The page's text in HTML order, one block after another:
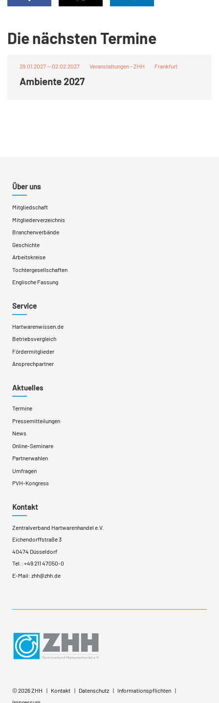
Die nächsten Termine
29.01.2027 — 02.02.2027 Veranstaltungen - ZHH Frankfurt
Ambiente 2027
Über uns
Mitgliedschaft
Mitgliederverzeichnis
Branchenverbände
Geschichte
Arbeitskreise
Tochtergesellschaften
Englische Fassung
Service
Hartwarenwissen.de
Betriebsvergleich
Fördermitglieder
Ansprechpartner
Aktuelles
Termine
Pressemitteilungen
News
Online-Seminare
Partnerwahlen
Umfragen
PVH-Kongress
Kontakt
Zentralverband Hartwarenhandel e.V.
Eichendorffstraße 3
40474 Düsseldorf
Tel.: +49 211 47050-0
E-Mail: zhh@zhh.de
© 2026 ZHH Kontakt Datenschutz
Informationspflichten